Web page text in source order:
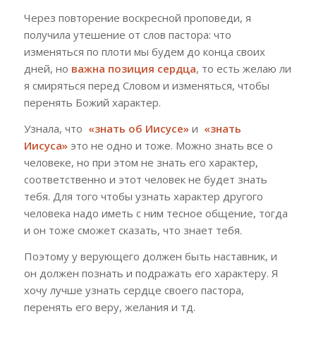
Через повторение воскресной проповеди, я
получила утешение от слов пастора: что
изменяться по плоти мы будем до конца своих
дней, но важна позиция сердца, то есть желаю ли
я смиряться перед Словом и изменяться, чтобы
перенять Божий характер.
Узнала, что «знать об Иисусе»и «знать
Иисуса»это не одно и тоже. Можно знать все о
человеке, но при этом не знать его характер,
соответственно и этот человек не будет знать
тебя. Для того чтобы узнать характер другого
человека надо иметь с ним тесное общение, тогда
и он тоже сможет сказать, что знает тебя.
Поэтому у верующего должен быть наставник, и
он должен познать и подражать его характеру. Я
хочу лучше узнать сердце своего пастора,
перенять его веру, желания и тд.